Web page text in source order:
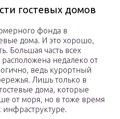
гостевых домов
фонда в
дома. И это хорошо,
Большая часть всех
недалеко от
ведь курортный
Лишь только в
дома, которые
от моря, но в тоже время